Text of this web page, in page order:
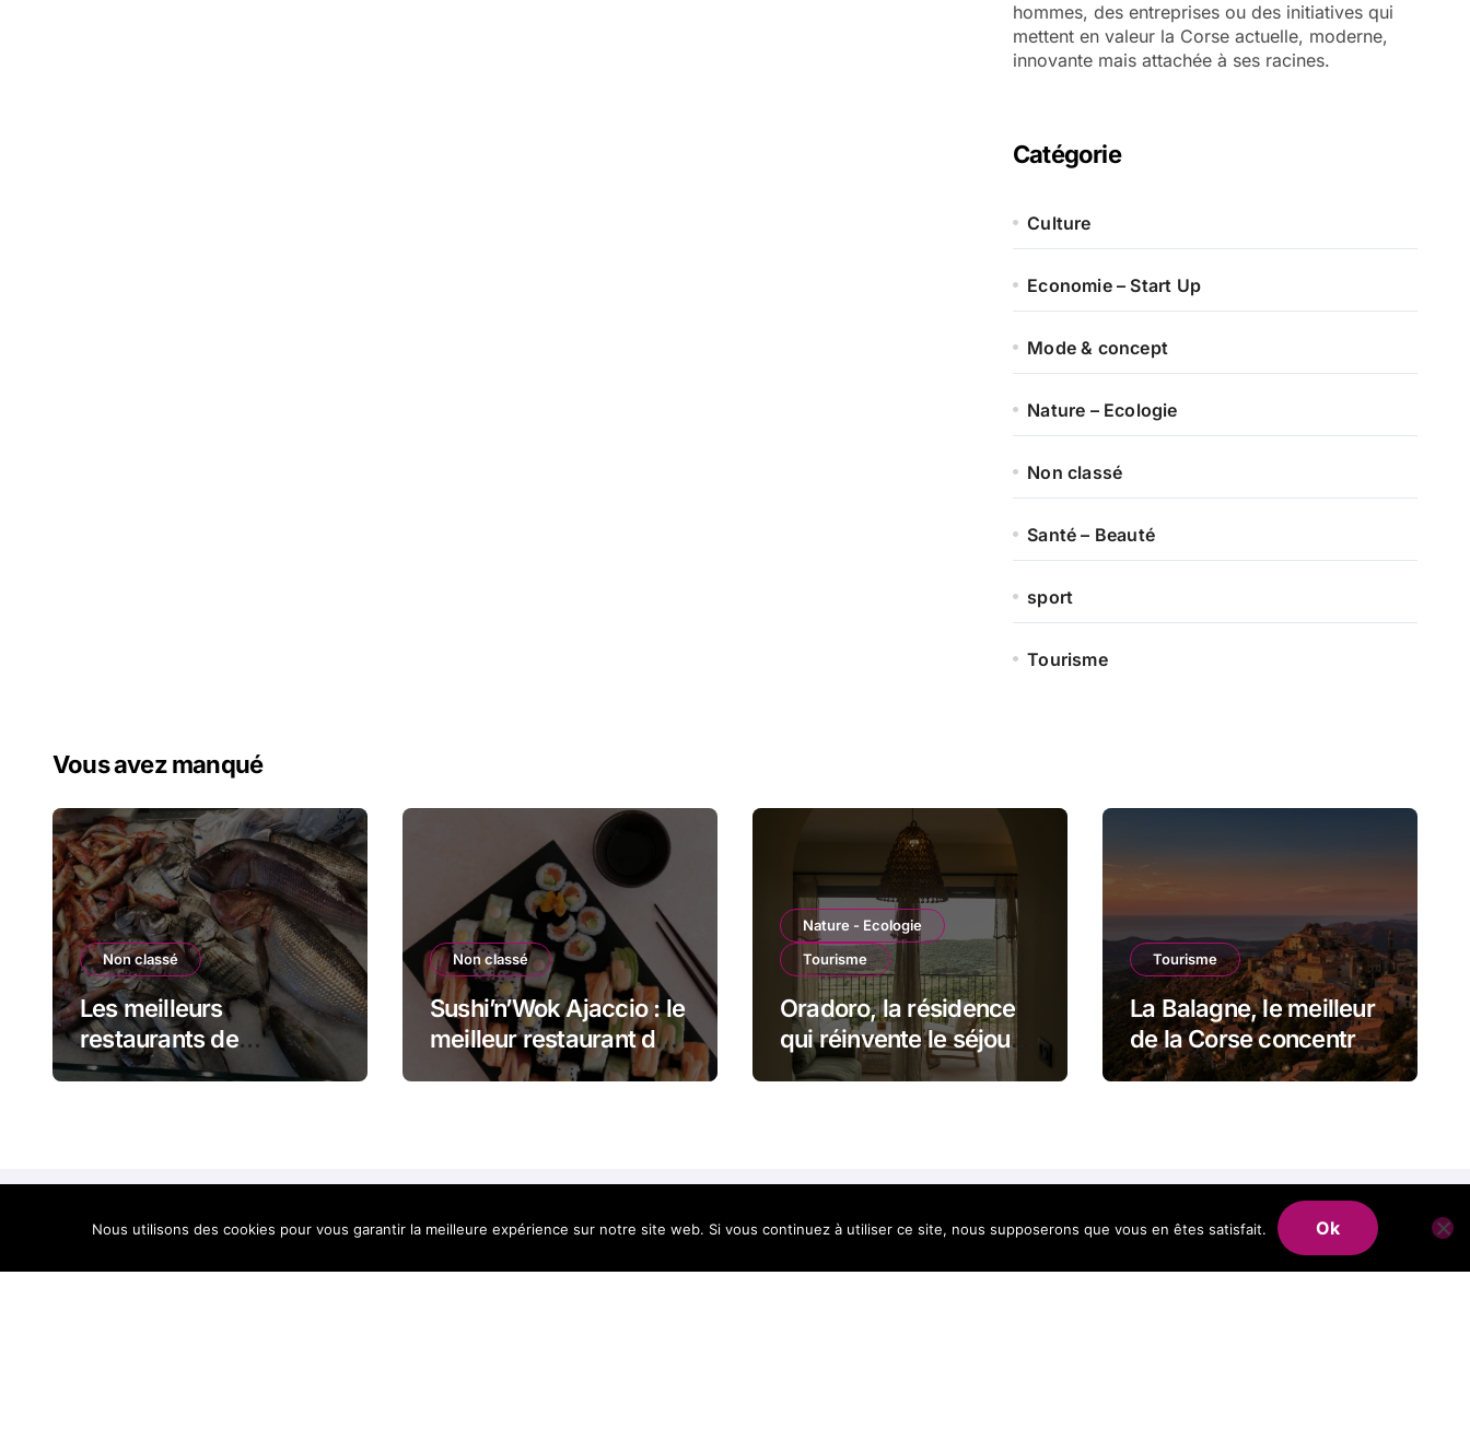
hommes, des entreprises ou des initiatives qui
mettent en valeur la Corse actuelle, moderne,
innovante mais attachée à ses racines.
Catégorie
Culture
Economie – Start Up
Mode & concept
Nature – Ecologie
Non classé
Santé – Beauté
sport
Tourisme
Vous avez manqué
Non classé
Les meilleurs
restaurants de
poissons en Corse
Non classé
Sushi’n’Wok Ajaccio : le
meilleur restaurant de
sushis en Corse
Nature - Ecologie
Tourisme
Oradoro, la résidence
qui réinvente le séjour
en Balagne
Tourisme
La Balagne, le meilleur
de la Corse concentré
sur quelques
Best of Corse, le meilleur de la
Nous utilisons des cookies pour vous garantir la meilleure expérience sur notre site web. Si vous continuez à utiliser ce site, nous supposerons que vous en êtes satisfait. Ok